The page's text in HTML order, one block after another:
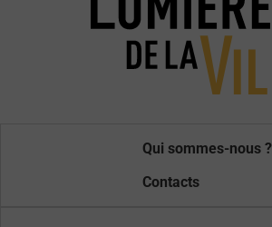
Qui sommes-nous ?
Contacts